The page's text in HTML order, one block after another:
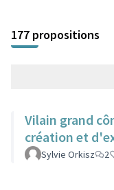
177 propositions
Vilain grand
création et
Sylvie Orkisz 2